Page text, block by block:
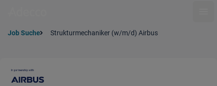
Job Suche Strukturmechaniker (w/m/d) Airbus